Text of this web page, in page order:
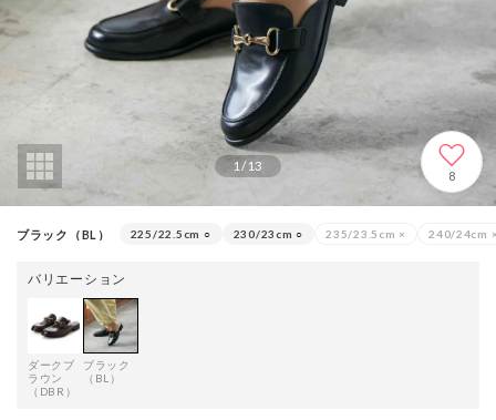
1/13
8
ブラック（BL） 225/22.5cm ○ 230/23cm ○ 235/23.5cm × 240/24cm
バリエーション
ダークブ
ラウン
（DBR）
ブラック
（BL）